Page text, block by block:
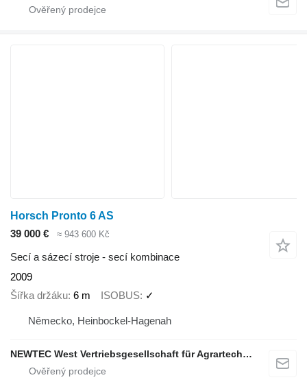
Horsch Pronto 6 AS
39 000 €
≈ 943 600 Kč
Secí a sázecí stroje - secí kombinace
2009
Šířka držáku 6 m ISOBUS ✓
Německo, Heinbockel-Hagenah
NEWTEC West Vertriebsgesellschaft für Agrartechnik mbH